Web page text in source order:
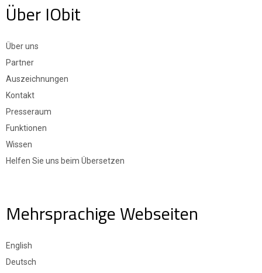
Über IObit
Über uns
Partner
Auszeichnungen
Kontakt
Presseraum
Funktionen
Wissen
Helfen Sie uns beim Übersetzen
Mehrsprachige Webseiten
English
Deutsch